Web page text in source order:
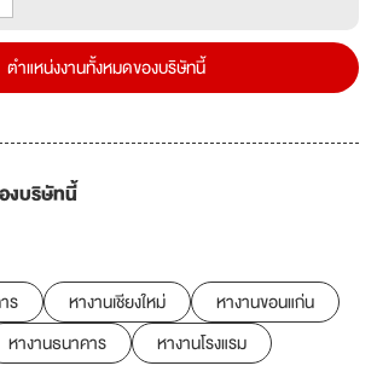
ตำแหน่งงานทั้งหมดของบริษัทนี้
งบริษัทนี้
ร หางานเชียงใหม่
หางานขอนแก่น
หางานธนาคาร หางานโรงแรม